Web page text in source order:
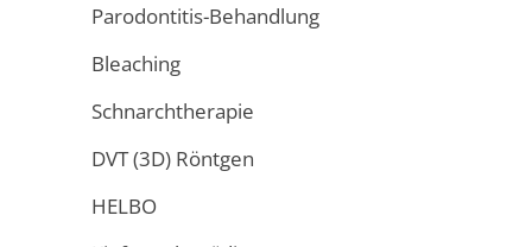
Parodontitis-Behandlung
Bleaching
Schnarchtherapie
DVT (3D) Röntgen
HELBO